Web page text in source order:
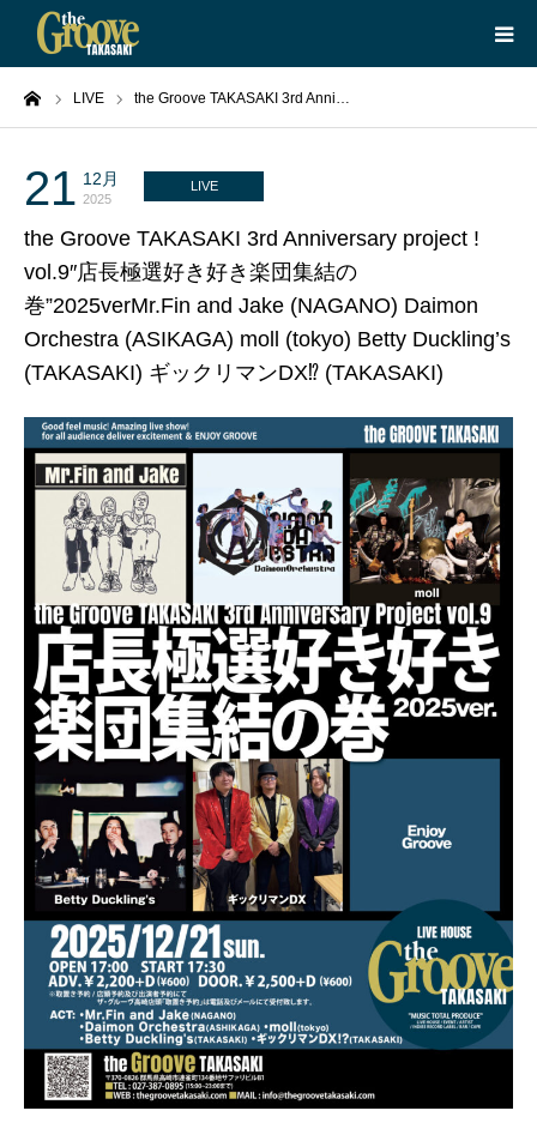
LIVE the Groove TAKASAKI 3rd Anni…
21 12月
2025
LIVE
the Groove TAKASAKI 3rd Anniversary project !
vol.9″店長極選好き好き楽団集結の
巻”2025verMr.Fin and Jake (NAGANO) Daimon
Orchestra (ASIKAGA) moll (tokyo) Betty Duckling’s
(TAKASAKI) ギックリマンDX⁉ (TAKASAKI)
HOME
LIVE
EQUIPMENT
BOOKING
ABOUT
CONTACT